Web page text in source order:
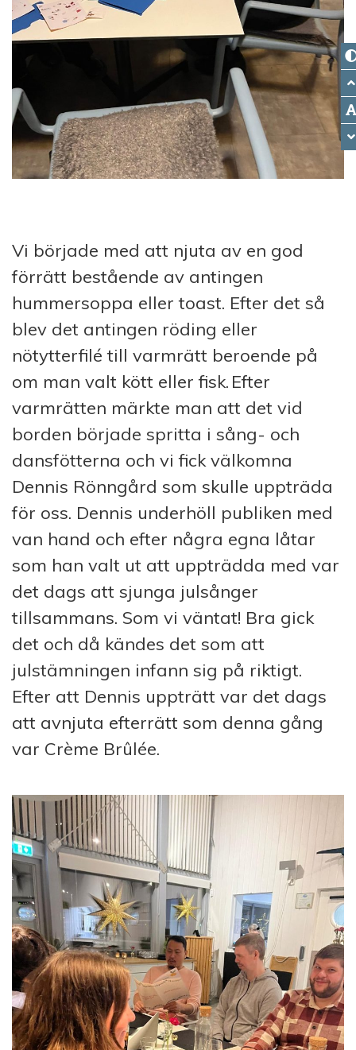
Vi började med att njuta av en god
förrätt bestående av antingen
hummersoppa eller toast. Efter det så
blev det antingen röding eller
nötytterfilé till varmrätt beroende på
om man valt kött eller fisk. Efter
varmrätten märkte man att det vid
borden började spritta i sång- och
dansfötterna och vi fick välkomna
Dennis Rönngård som skulle uppträda
för oss. Dennis underhöll publiken med
van hand och efter några egna låtar
som han valt ut att uppträdda med var
det dags att sjunga julsånger
tillsammans. Som vi väntat! Bra gick
det och då kändes det som att
julstämningen infann sig på riktigt.
Efter att Dennis uppträtt var det dags
att avnjuta efterrätt som denna gång
var Crème Brûlée.